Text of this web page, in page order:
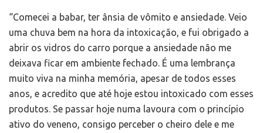
“Comecei a babar, ter ânsia de vômito e ansiedade. Veio
uma chuva bem na hora da intoxicação, e fui obrigado a
abrir os vidros do carro porque a ansiedade não me
deixava ficar em ambiente fechado. É uma lembrança
muito viva na minha memória, apesar de todos esses
anos, e acredito que até hoje estou intoxicado com esses
produtos. Se passar hoje numa lavoura com o princípio
ativo do veneno, consigo perceber o cheiro dele e me